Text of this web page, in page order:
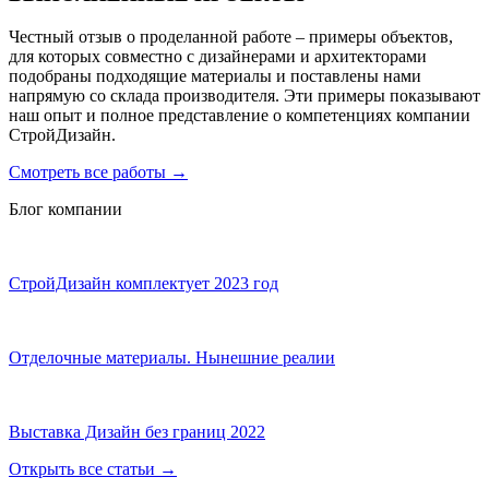
Честный отзыв о проделанной работе – примеры объектов,
для которых совместно с дизайнерами и архитекторами
подобраны подходящие материалы и поставлены нами
напрямую со склада производителя. Эти примеры показывают
наш опыт и полное представление о компетенциях компании
СтройДизайн.
Смотреть все работы →
Блог компании
СтройДизайн комплектует 2023 год
Отделочные материалы. Нынешние реалии
Выставка Дизайн без границ 2022
Открыть все статьи →